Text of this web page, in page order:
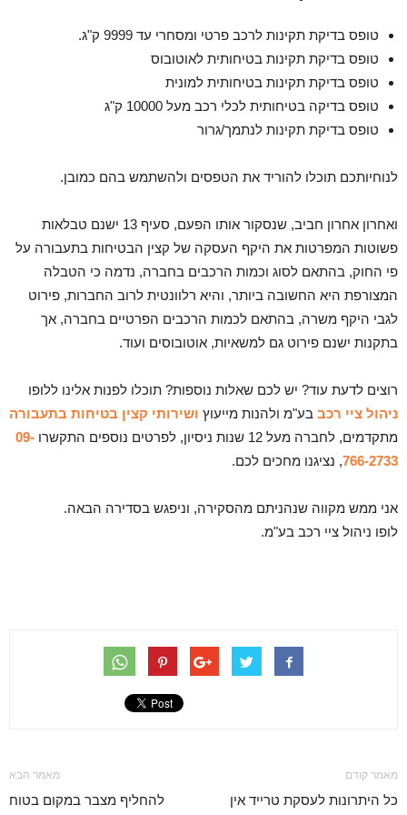
טופס בדיקת תקינות לרכב פרטי ומסחרי עד 9999 ק"ג.
טופס בדיקת תקינות בטיחותית לאוטובוס
טופס בדיקת תקינות בטיחותית למונית
טופס בדיקה בטיחותית לכלי רכב מעל 10000 ק"ג
טופס בדיקת תקינות לנתמך/גרור
לנוחיותכם תוכלו להוריד את הטפסים ולהשתמש בהם כמובן.
ואחרון אחרון חביב, שנסקור אותו הפעם, סעיף 13 ישנם טבלאות
פשוטות המפרטות את היקף העסקה של קצין הבטיחות בתעבורה על
פי החוק, בהתאם לסוג וכמות הרכבים בחברה, נדמה כי הטבלה
המצורפת היא החשובה ביותר, והיא רלוונטית לרוב החברות, פירוט
לגבי היקף משרה, בהתאם לכמות הרכבים הפרטיים בחברה, אך
בתקנות ישנם פירוט גם למשאיות, אוטובוסים ועוד.
רוצים לדעת עוד? יש לכם שאלות נוספות? תוכלו לפנות אלינו ללופו
ניהול ציי רכב בע"מ ולהנות מייעוץ ושירותי קצין בטיחות בתעבורה
מתקדמים, לחברה מעל 12 שנות ניסיון, לפרטים נוספים התקשרו
09-
766-2733, נציגנו מחכים לכם.
אני ממש מקווה שנהניתם מהסקירה, וניפגש בסדירה הבאה.
לופו ניהול ציי רכב בע"מ.
מאמר קודם
כל היתרונות לעסקת טרייד אין
מאמר הבא
להחליף מצבר במקום בטוח